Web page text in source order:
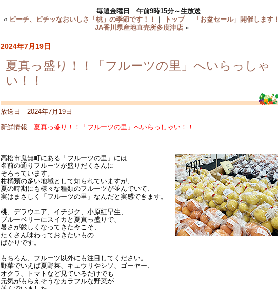
毎週金曜日 午前9時15分～生放送
« ピーチ、ピチッなおいしさ「桃」の季節です！！ ｜ トップ｜
「お盆セール」開催します！
JA香川県産地直売所多度津店»
2024年7月19日
夏真っ盛り！！「フルーツの里」へいらっしゃ
い！！
放送日 2024年7月19日
新鮮情報 夏真っ盛り！！「フルーツの里」へいらっしゃい！！
高松市鬼無町にある「フルーツの里」には
名前の通りフルーツが盛りだくさんに
そろっています。
柑橘類の多い地域として知られていますが、
夏の時期にも様々な種類のフルーツが並んでいて、
実はまさしく「フルーツの里」なんだと実感できます。
桃、デラウエア、イチジク、小原紅早生、
ブルーベリーにスイカと夏真っ盛りで、
暑さが厳しくなってきた今こそ、
たくさん味わっておきたいもの
ばかりです。
もちろん、フルーツ以外にも注目してください。
野菜でいえば夏野菜、キュウリやシソ、ゴーヤー、
オクラ、トマトなど見ているだけでも
元気がもらえそうなカラフルな野菜が